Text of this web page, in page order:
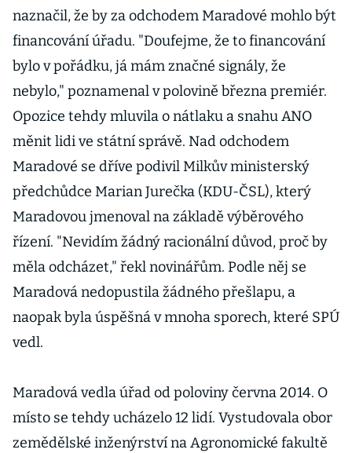
naznačil, že by za odchodem Maradové mohlo být
financování úřadu. "Doufejme, že to financování
bylo v pořádku, já mám značné signály, že
nebylo," poznamenal v polovině března premiér.
Opozice tehdy mluvila o nátlaku a snahu ANO
měnit lidi ve státní správě. Nad odchodem
Maradové se dříve podivil Milkův ministerský
předchůdce Marian Jurečka (KDU-ČSL), který
Maradovou jmenoval na základě výběrového
řízení. "Nevidím žádný racionální důvod, proč by
měla odcházet," řekl novinářům. Podle něj se
Maradová nedopustila žádného přešlapu, a
naopak byla úspěšná v mnoha sporech, které SPÚ
vedl.
Maradová vedla úřad od poloviny června 2014. O
místo se tehdy ucházelo 12 lidí. Vystudovala obor
zemědělské inženýrství na Agronomické fakultě